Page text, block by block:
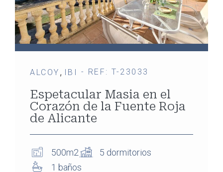
ALCOY , IBI - REF: T-23033
Espetacular Masia en el
Corazón de la Fuente Roja
de Alicante
500m2
5 dormitorios
1 baños